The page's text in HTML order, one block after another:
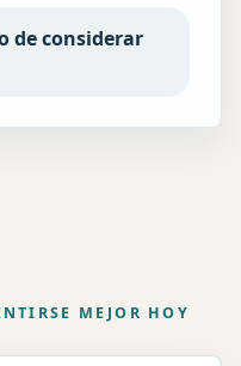
de considerar
MEJOR HOY